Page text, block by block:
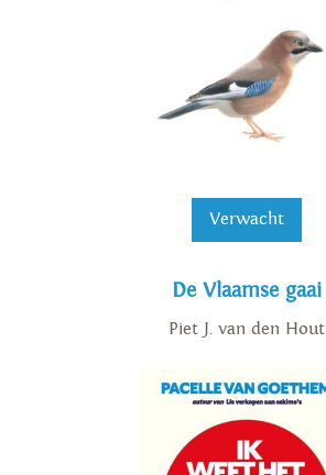
Verwacht
De Vlaamse gaai
Piet J. van den Hout